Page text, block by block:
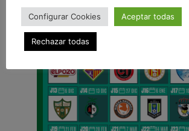
Configurar Cookies Aceptar todas
Rechazar todas